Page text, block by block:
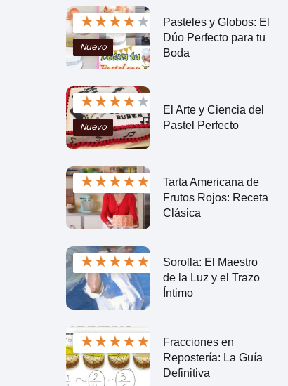
★★★★★
Nuevo
Pasteles y Globos: El
Dúo Perfecto para tu
Boda
★★★★★
Nuevo
El Arte y Ciencia del
Pastel Perfecto
★★★★★
Tarta Americana de
Frutos Rojos: Receta
Clásica
★★★★★
Sorolla: El Maestro
de la Luz y el Trazo
Íntimo
★★★★★
Fracciones en
Repostería: La Guía
Definitiva